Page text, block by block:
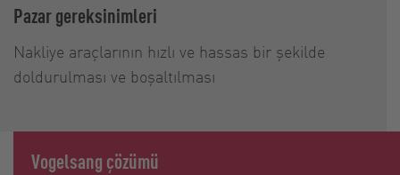
Pazar gereksinimleri
Nakliye araçlarının hızlı ve hassas bir şekilde
doldurulması ve boşaltılması
Vogelsang çözümü